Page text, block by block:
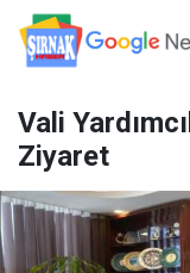
Vali
Ziyaret